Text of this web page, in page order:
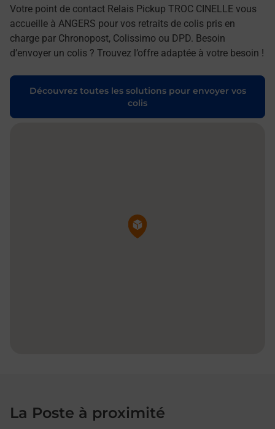
Votre point de contact Relais Pickup TROC CINELLE vous
accueille à ANGERS pour vos retraits de colis pris en
charge par Chronopost, Colissimo ou DPD. Besoin
d’envoyer un colis ? Trouvez l’offre adaptée à votre besoin !
Découvrez toutes les solutions pour envoyer vos
colis
Pin de la carte
La Poste à proximité